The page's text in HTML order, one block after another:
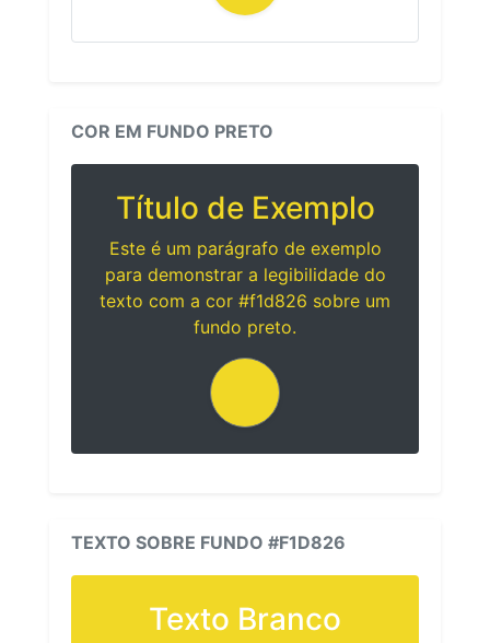
COR EM FUNDO PRETO
Título de Exemplo
Este é um parágrafo de exemplo
para demonstrar a legibilidade do
texto com a cor #f1d826 sobre um
fundo preto.
TEXTO SOBRE FUNDO #F1D826
Texto Branco